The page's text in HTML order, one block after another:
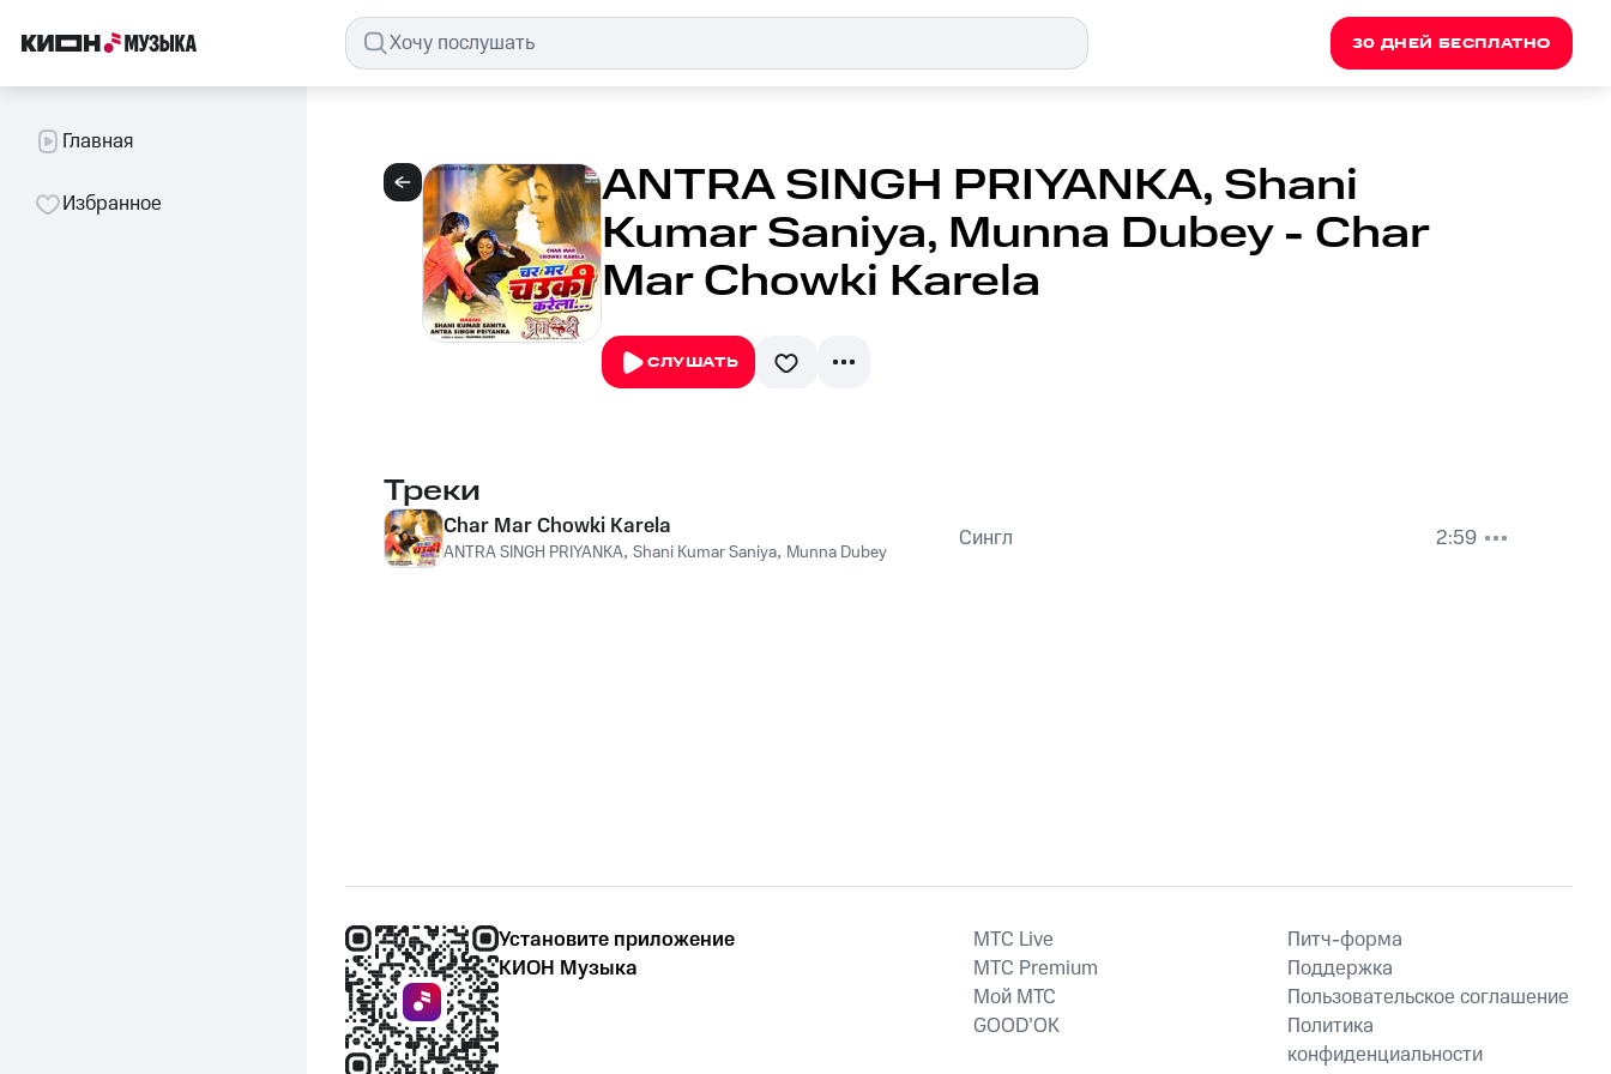
30 ДНЕЙ БЕСПЛАТНО
Главная
Избранное ANTRA SINGH PRIYANKA, Shani
Kumar Saniya, Munna Dubey - Char
Mar Chowki Karela
СЛУШАТЬ
Треки
Char Mar Chowki Karela
ANTRA SINGH PRIYANKA, Shani Kumar Saniya, Munna Dubey Сингл 2:59
Установите приложение
КИОН Музыка
MTС Live
MTС Premium
Мой МТС
GOOD’OK
Питч-форма
Поддержка
Пользовательское соглашение
Политика
конфиденциальности